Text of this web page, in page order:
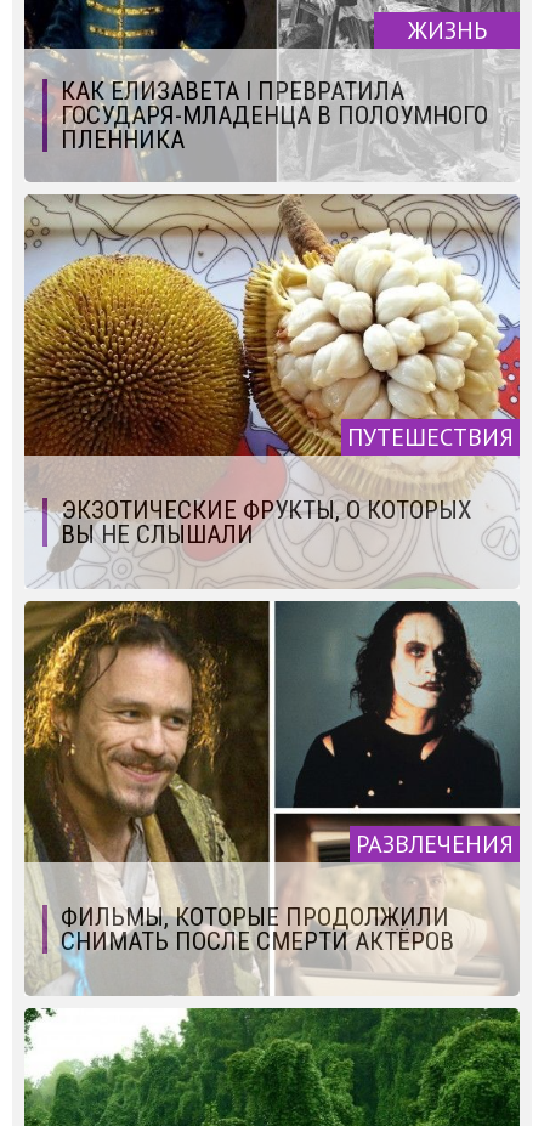
ЖИЗНЬ
КАК ЕЛИЗАВЕТА I ПРЕВРАТИЛА
ГОСУДАРЯ-МЛАДЕНЦА В ПОЛОУМНОГО
ПЛЕННИКА
ПУТЕШЕСТВИЯ
ЭКЗОТИЧЕСКИЕ ФРУКТЫ, О КОТОРЫХ
ВЫ НЕ СЛЫШАЛИ
РАЗВЛЕЧЕНИЯ
ФИЛЬМЫ, КОТОРЫЕ ПРОДОЛЖИЛИ
СНИМАТЬ ПОСЛЕ СМЕРТИ АКТЁРОВ